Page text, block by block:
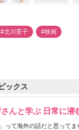
#北川景子 #映画
ックス
さんと学ぶ 日常に潜
」って海外の話だと思って